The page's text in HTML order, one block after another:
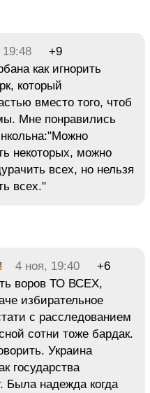
+9
как игнорить
который
вместо того, чтоб
Мне понравились
некоторых, можно
всех, но нельзя
всех."
4 ноя, 19:40
+6
воров ТО ВСЕХ,
избирательное
с расследованием
сотни тоже бардак.
Украина
государства
Была надежда когда